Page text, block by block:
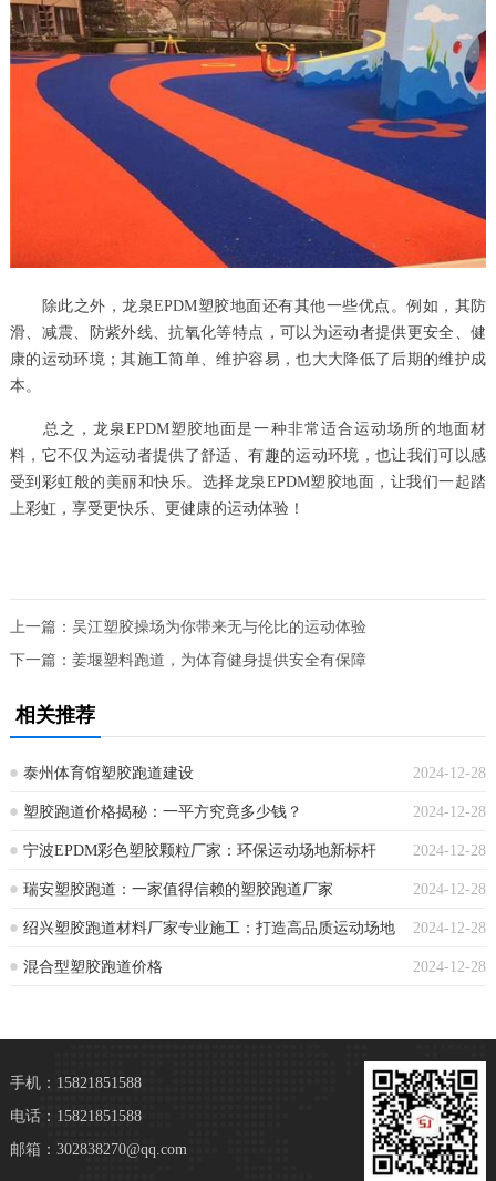
除此之外，龙泉EPDM塑胶地面还有其他一些优点。例如，其防
滑、减震、防紫外线、抗氧化等特点，可以为运动者提供更安全、健
康的运动环境；其施工简单、维护容易，也大大降低了后期的维护成
本。
总之，龙泉EPDM塑胶地面是一种非常适合运动场所的地面材
料，它不仅为运动者提供了舒适、有趣的运动环境，也让我们可以感
受到彩虹般的美丽和快乐。选择龙泉EPDM塑胶地面，让我们一起踏
上彩虹，享受更快乐、更健康的运动体验！
上一篇： 吴江塑胶操场为你带来无与伦比的运动体验
下一篇： 姜堰塑料跑道，为体育健身提供安全有保障
相关推荐
2024-12-28
泰州体育馆塑胶跑道建设
2024-12-28
塑胶跑道价格揭秘：一平方究竟多少钱？
2024-12-28
宁波EPDM彩色塑胶颗粒厂家：环保运动场地新标杆
2024-12-28
瑞安塑胶跑道：一家值得信赖的塑胶跑道厂家
2024-12-28
绍兴塑胶跑道材料厂家专业施工：打造高品质运动场地
2024-12-28
混合型塑胶跑道价格
手机：15821851588
电话：15821851588
邮箱：302838270@qq.com